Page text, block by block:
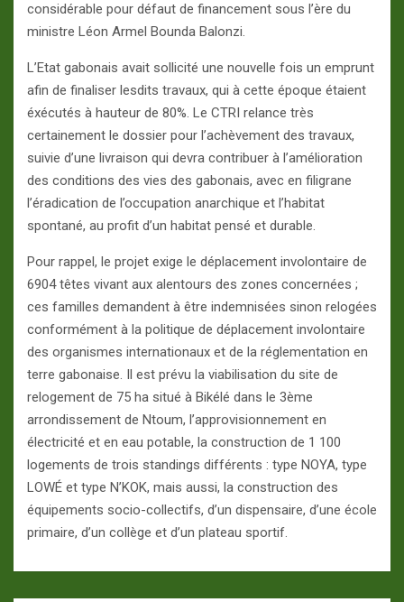
considérable pour défaut de financement sous l’ère du
ministre Léon Armel Bounda Balonzi.
L’Etat gabonais avait sollicité une nouvelle fois un emprunt
afin de finaliser lesdits travaux, qui à cette époque étaient
éxécutés à hauteur de 80%. Le CTRI relance très
certainement le dossier pour l’achèvement des travaux,
suivie d’une livraison qui devra contribuer à l’amélioration
des conditions des vies des gabonais, avec en filigrane
l’éradication de l’occupation anarchique et l’habitat
spontané, au profit d’un habitat pensé et durable.
Pour rappel, le projet exige le déplacement involontaire de
6904 têtes vivant aux alentours des zones concernées ;
ces familles demandent à être indemnisées sinon relogées
conformément à la politique de déplacement involontaire
des organismes internationaux et de la réglementation en
terre gabonaise. Il est prévu la viabilisation du site de
relogement de 75 ha situé à Bikélé dans le 3ème
arrondissement de Ntoum, l’approvisionnement en
électricité et en eau potable, la construction de 1 100
logements de trois standings différents : type NOYA, type
LOWÉ et type N’KOK, mais aussi, la construction des
équipements socio-collectifs, d’un dispensaire, d’une école
primaire, d’un collège et d’un plateau sportif.